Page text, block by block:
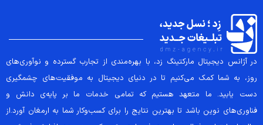
در آژانس دیجیتال مارکتینگ زد، با بهره‌مندی از تجارب گسترده و نوآوری‌های
روز، به شما کمک می‌کنیم تا در دنیای دیجیتال به موفقیت‌های چشمگیری
دست یابید. ما متعهد هستیم که تمامی خدمات ما بر پایه‌ی دانش و
فناوری‌های نوین باشد تا بهترین نتایج را برای کسب‌وکار شما به ارمغان آورد.از